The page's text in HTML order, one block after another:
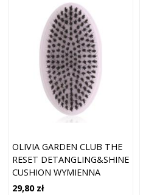
OLIVIA GARDEN CLUB THE
RESET DETANGLING&SHINE
CUSHION WYMIENNA
SZCZOTECZKA PINK 1 SZT.
29,80 zł